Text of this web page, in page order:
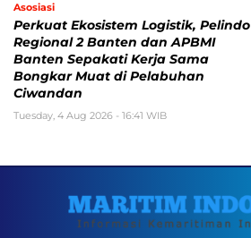
Asosiasi
Perkuat Ekosistem Logistik, Pelindo
Regional 2 Banten dan APBMI
Banten Sepakati Kerja Sama
Bongkar Muat di Pelabuhan
Ciwandan
Tuesday, 4 Aug 2026 - 16:41 WIB